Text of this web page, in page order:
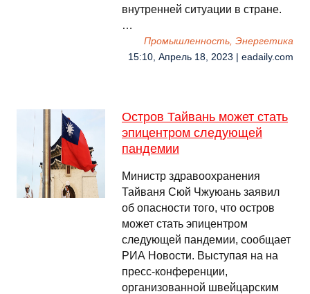
внутренней ситуации в стране.
…
Промышленность, Энергетика
15:10, Апрель 18, 2023 | eadaily.com
Остров Тайвань может стать
эпицентром следующей
пандемии
Министр здравоохранения
Тайваня Сюй Чжуюань заявил
об опасности того, что остров
может стать эпицентром
следующей пандемии, сообщает
РИА Новости. Выступая на на
пресс-конференции,
организованной швейцарским